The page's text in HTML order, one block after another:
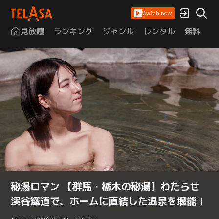
Watch now
見放題 ランキング ジャンル レンタル 無料
秘湯ロマン 【群馬・栃木の秘湯】わたらせ
渓谷鐵道で、ホームに直結した温泉を堪能！